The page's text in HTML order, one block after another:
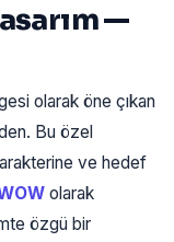
—
olarak öne çıkan
Bu özel
ve hedef
olarak
özgü bir